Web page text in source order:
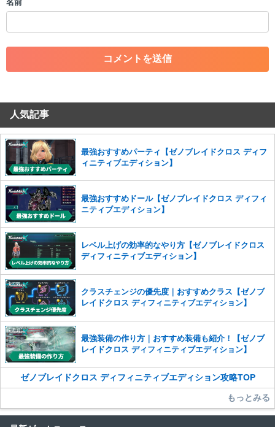
・一度削除された投稿を再び投稿すること
・アカウントの売買など金銭が絡む内容の投稿
・各ゲームのネタバレを含む内容の投稿
・その他、管理者が不適切と判断した投稿
コメントの削除を申請する
せていただきます。ご了承ください。
※一度削除したコメントは復元ができませんのでご注意くだ
さい。
また、過度な利用規約の違反や、弊社に損害の及ぶ内容の書き込みがあ
った場合は、法的措置をとらせていただく場合もございますので、あら
かじめご理解くださいませ。
名前
人気記事
最強おすすめパーティ【ゼノブレイドクロス ディフ
ィニティブエディション】
最強おすすめドール【ゼノブレイドクロス ディフィ
ニティブエディション】
レベル上げの効率的なやり方【ゼノブレイドクロス
ディフィニティブエディション】
クラスチェンジの優先度｜おすすめクラス【ゼノブ
レイドクロス ディフィニティブエディション】
最強装備の作り方｜おすすめ装備も紹介！【ゼノブ
レイドクロス ディフィニティブエディション】
ゼノブレイドクロス ディフィニティブエディション攻略TOP
もっとみる